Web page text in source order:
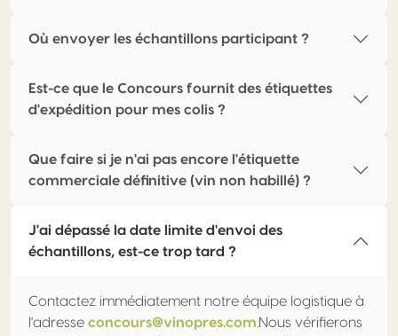
Où envoyer les échantillons participant ?
Est-ce que le Concours fournit des étiquettes
d'expédition pour mes colis ?
Que faire si je n'ai pas encore l'étiquette
commerciale définitive (vin non habillé) ?
J'ai dépassé la date limite d'envoi des
échantillons, est-ce trop tard ?
Contactez immédiatement notre équipe logistique à
l'adresse concours@vinopres.com .Nous vérifierons